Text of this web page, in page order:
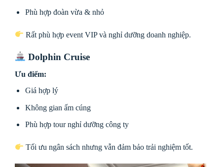
Phù hợp đoàn vừa & nhỏ
Rất phù hợp event VIP và nghỉ dưỡng doanh nghiệp.
Dolphin Cruise
Ưu điểm:
Giá hợp lý
Không gian ấm cúng
Phù hợp tour nghỉ dưỡng công ty
Tối ưu ngân sách nhưng vẫn đảm bảo trải nghiệm tốt.